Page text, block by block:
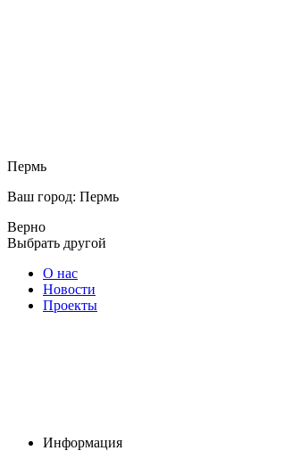
Пермь
Ваш город: Пермь
Верно
Выбрать другой
О нас
Новости
Проекты
Информация